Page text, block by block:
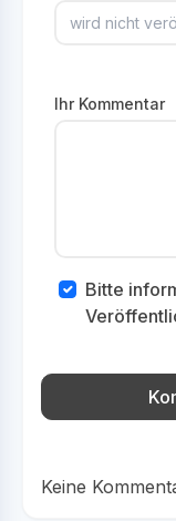
Ihr Kommentar
Bitte
Keine